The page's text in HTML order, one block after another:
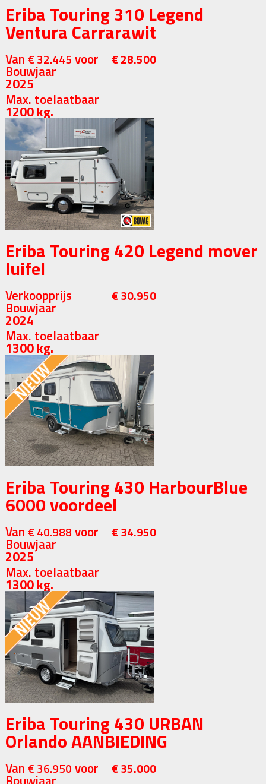
Eriba Touring 310 Legend
Ventura Carrarawit
Van € 32.445 voor € 28.500
Bouwjaar
2025
Max. toelaatbaar
1200 kg.
Eriba Touring 420 Legend mover
luifel
Verkoopprijs € 30.950
Bouwjaar
2024
Max. toelaatbaar
1300 kg.
Eriba Touring 430 HarbourBlue
6000 voordeel
Van € 40.988 voor € 34.950
Bouwjaar
2025
Max. toelaatbaar
1300 kg.
Eriba Touring 430 URBAN
Orlando AANBIEDING
Van € 36.950 voor € 35.000